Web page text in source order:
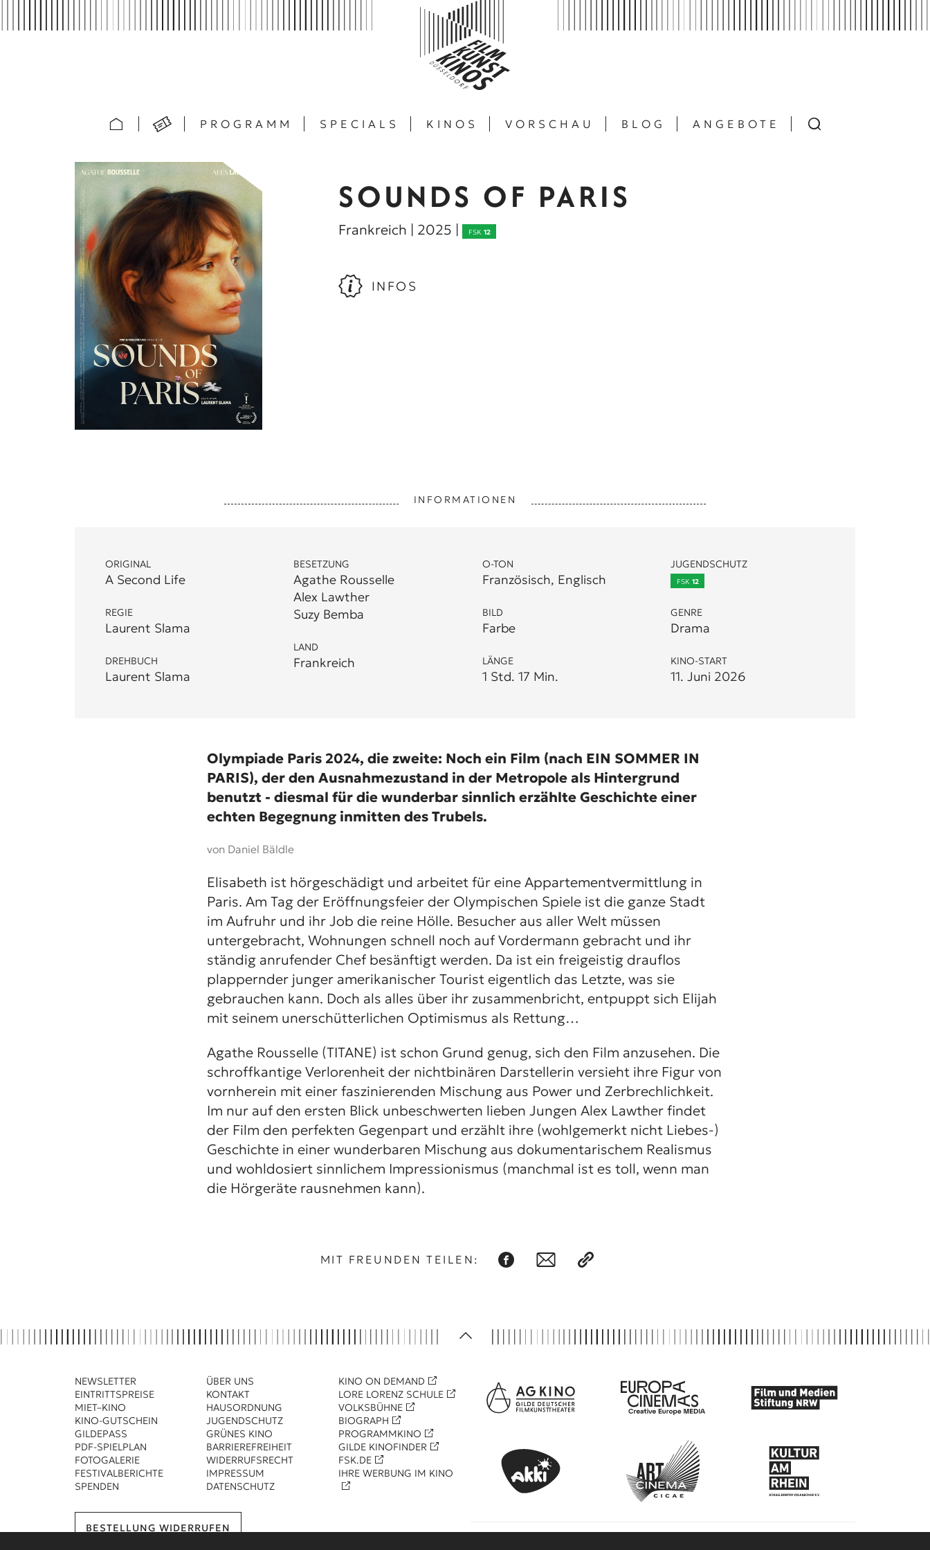
PROGRAMM SPECIALS KINOS VORSCHAU BLOG ANGEBOTE
SOUNDS OF PARIS
Frankreich | 2025 | FSK 12
INFOS
INFORMATIONEN
ORIGINAL
A Second Life
REGIE
Laurent Slama
DREHBUCH
Laurent Slama
BESETZUNG
Agathe Rousselle
Alex Lawther
Suzy Bemba
LAND
Frankreich
O-TON
Französisch, Englisch
BILD
Farbe
LÄNGE
1 Std. 17 Min.
JUGENDSCHUTZ
FSK 12
GENRE
Drama
KINO-START
11. Juni 2026
Olympiade Paris 2024, die zweite: Noch ein Film (nach EIN SOMMER IN
PARIS), der den Ausnahmezustand in der Metropole als Hintergrund
benutzt - diesmal für die wunderbar sinnlich erzählte Geschichte einer
echten Begegnung inmitten des Trubels.
von Daniel Bäldle
Elisabeth ist hörgeschädigt und arbeitet für eine Appartementvermittlung in
Paris. Am Tag der Eröffnungsfeier der Olympischen Spiele ist die ganze Stadt
im Aufruhr und ihr Job die reine Hölle. Besucher aus aller Welt müssen
untergebracht, Wohnungen schnell noch auf Vordermann gebracht und ihr
ständig anrufender Chef besänftigt werden. Da ist ein freigeistig drauflos
plappernder junger amerikanischer Tourist eigentlich das Letzte, was sie
gebrauchen kann. Doch als alles über ihr zusammenbricht, entpuppt sich Elijah
mit seinem unerschütterlichen Optimismus als Rettung…
Agathe Rousselle (TITANE) ist schon Grund genug, sich den Film anzusehen. Die
schroffkantige Verlorenheit der nichtbinären Darstellerin versieht ihre Figur von
vornherein mit einer faszinierenden Mischung aus Power und Zerbrechlichkeit.
Im nur auf den ersten Blick unbeschwerten lieben Jungen Alex Lawther findet
der Film den perfekten Gegenpart und erzählt ihre (wohlgemerkt nicht Liebes-)
Geschichte in einer wunderbaren Mischung aus dokumentarischem Realismus
und wohldosiert sinnlichem Impressionismus (manchmal ist es toll, wenn man
die Hörgeräte rausnehmen kann).
MIT FREUNDEN TEILEN:
NEWSLETTER
EINTRITTSPREISE
MIET–KINO
KINO-GUTSCHEIN
GILDEPASS
PDF-SPIELPLAN
FOTOGALERIE
FESTIVALBERICHTE
SPENDEN
ÜBER UNS
KONTAKT
HAUSORDNUNG
JUGENDSCHUTZ
GRÜNES KINO
BARRIEREFREIHEIT
WIDERRUFSRECHT
IMPRESSUM
DATENSCHUTZ
KINO ON DEMAND
LORE LORENZ SCHULE
VOLKSBÜHNE
BIOGRAPH
PROGRAMMKINO
GILDE KINOFINDER
FSK.DE
IHRE WERBUNG IM KINO
BESTELLUNG WIDERRUFEN